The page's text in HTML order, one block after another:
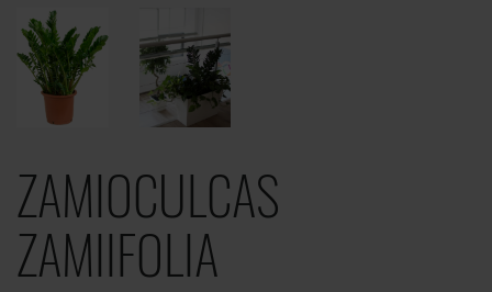
ZAMIOCULCAS
ZAMIIFOLIA